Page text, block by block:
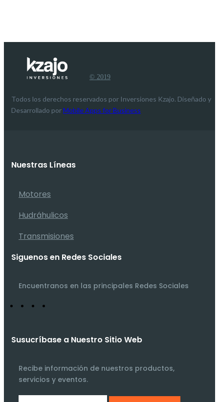
© 2019
Todos los derechos reservados por Inversiones Kzajo. Diseñado y
Desarrollado porMobile Apps for Business
Nuestras Líneas
Motores
Hudráhulicos
Transmisiones
Siguenos en Redes Sociales
Encuentranos en las principales Redes Sociales
Susucríbase a Nuestro Sitio Web
Recibe información de nuestros productos,
servicios y eventos.